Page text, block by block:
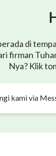
di
firman
Nya? Klik
kami via